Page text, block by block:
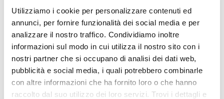
Utilizziamo i cookie per personalizzare contenuti ed
annunci, per fornire funzionalità dei social media e per
analizzare il nostro traffico. Condividiamo inoltre
informazioni sul modo in cui utilizza il nostro sito con i
nostri partner che si occupano di analisi dei dati web,
pubblicità e social media, i quali potrebbero combinarle
con altre informazioni che ha fornito loro o che hanno
raccolto dal suo utilizzo dei loro servizi. Trovi i dettagli e
I core web vitals possono quindi essere non
accurati perchè:
sono misurati con condizioni troppo differenti
da quelle reali degli utenti
prendono in considerazione solo una parte degli
utenti che navigano sul sito, utenti che non
compongono necessariamente un campione
rappresentativo.